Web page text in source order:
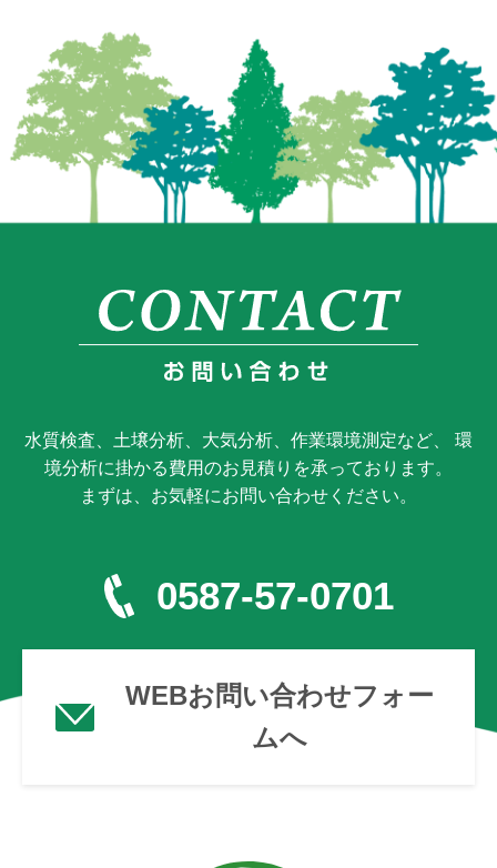
水質検査、土壌分析、大気分析、作業環境測定など、 環
境分析に掛かる費用のお見積りを承っております。
まずは、お気軽にお問い合わせください。
0587-57-0701
WEBお問い合わせフォー
ムへ